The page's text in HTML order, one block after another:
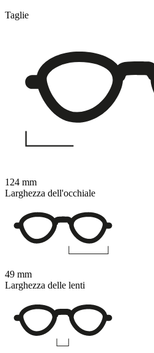
Taglie
124 mm
Larghezza dell'occhiale
49 mm
Larghezza delle lenti